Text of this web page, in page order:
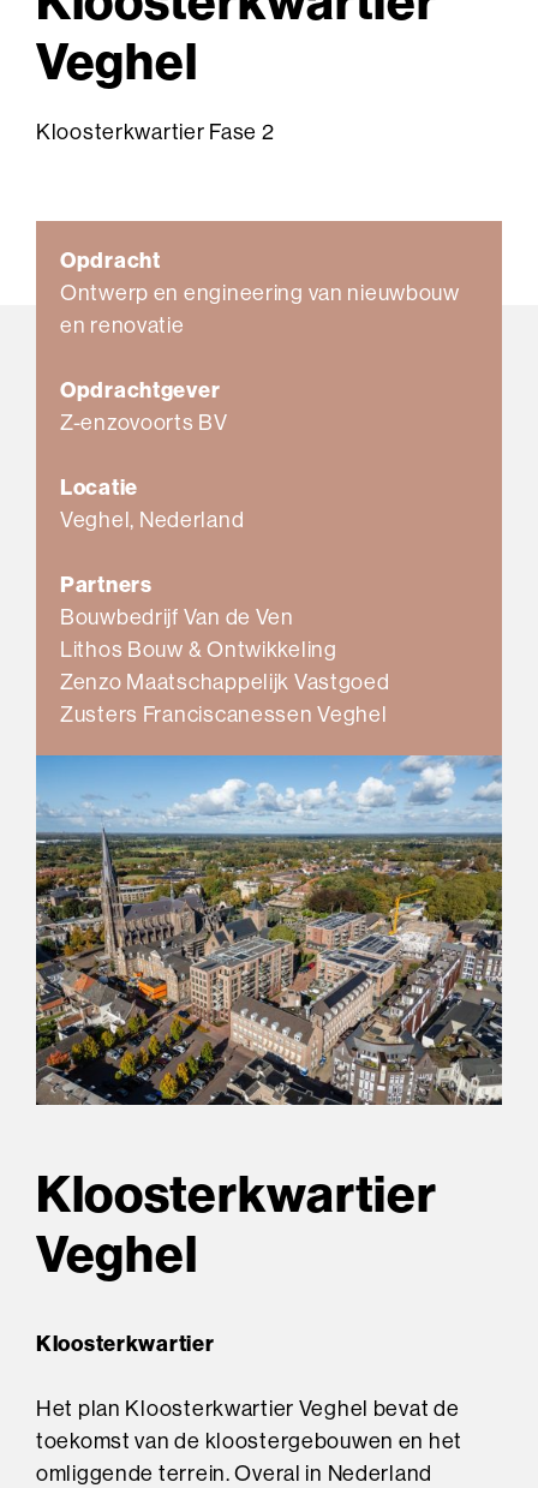
Veghel
Kloosterkwartier Fase 2
Opdracht
Ontwerp en engineering van nieuwbouw
en renovatie
Opdrachtgever
Z-enzovoorts BV
Locatie
Veghel, Nederland
Partners
Bouwbedrijf Van de Ven
Lithos Bouw & Ontwikkeling
Zenzo Maatschappelijk Vastgoed
Zusters Franciscanessen Veghel
Kloosterkwartier
Veghel
Kloosterkwartier
Het plan Kloosterkwartier Veghel bevat de
toekomst van de kloostergebouwen en het
omliggende terrein. Overal in Nederland